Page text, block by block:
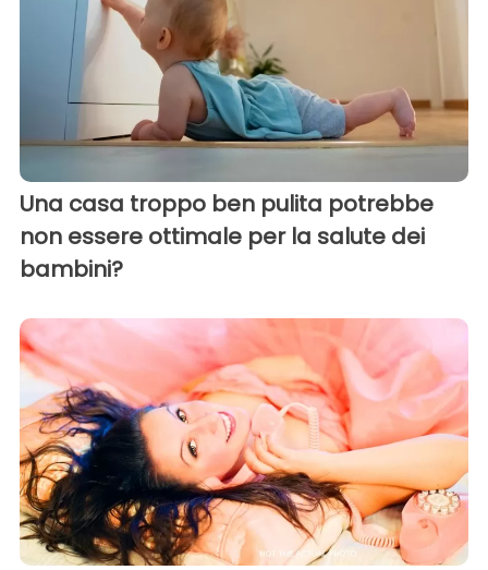
Una casa troppo ben pulita potrebbe
non essere ottimale per la salute dei
bambini?